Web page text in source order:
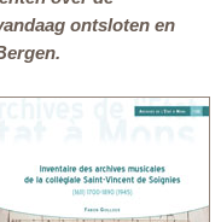
ontsloten en